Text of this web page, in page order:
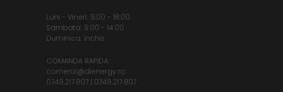
Luni - Vineri: 9:00 - 18:00
Sambata: 9:00 - 14:00
Duminica: inchis
COMANDA RAPIDA:
comenzi@dienergy.ro
0749.217.807 0749.217.807